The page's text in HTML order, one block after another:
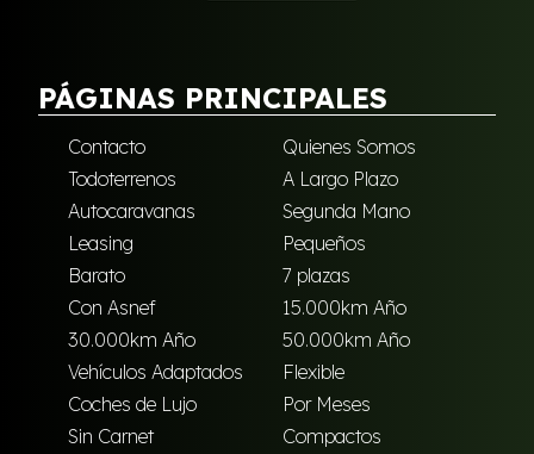
PÁGINAS PRINCIPALES
Contacto
Quienes Somos
Todoterrenos
A Largo Plazo
Autocaravanas
Segunda Mano
Leasing
Pequeños
Barato
7 plazas
Con Asnef
15.000km Año
30.000km Año
50.000km Año
Vehículos Adaptados
Flexible
Coches de Lujo
Por Meses
Sin Carnet
Compactos